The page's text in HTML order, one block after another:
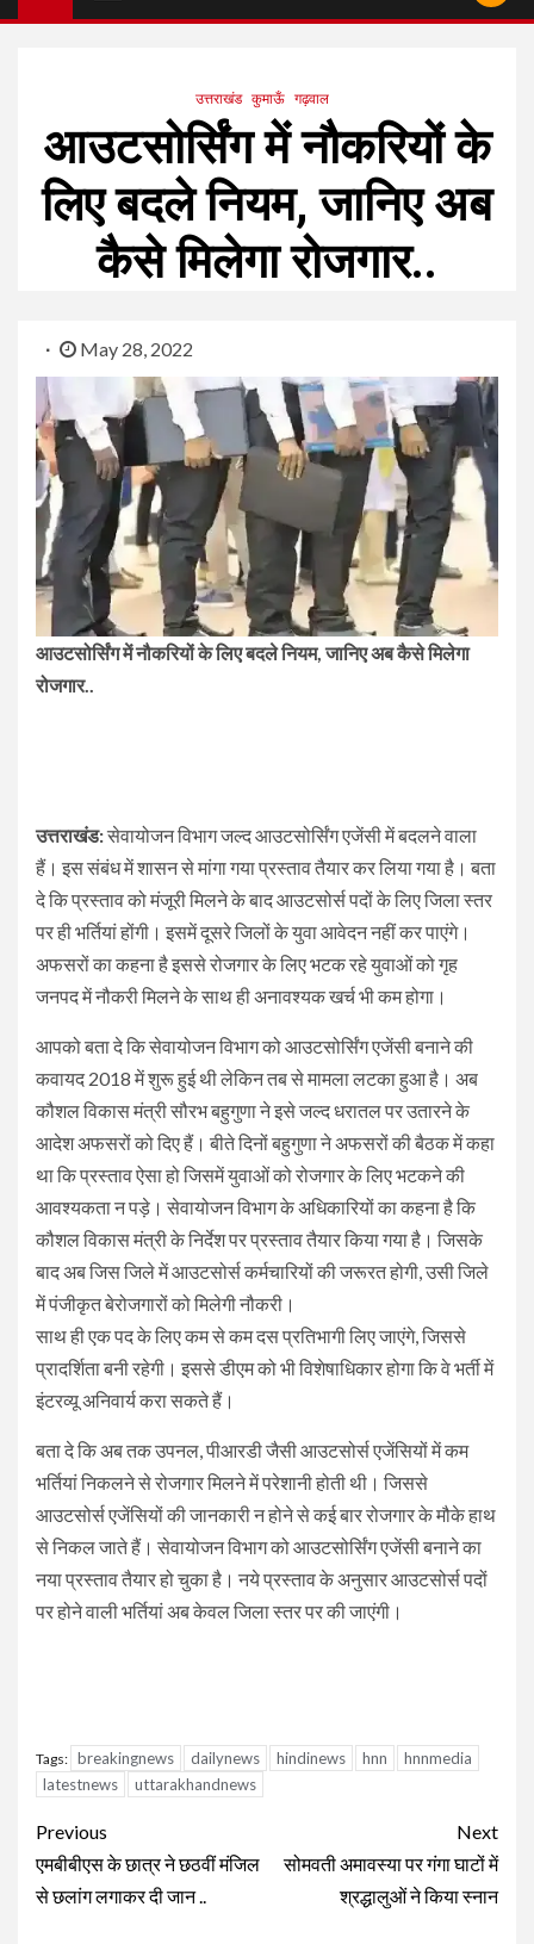
उत्तराखंड कुमाऊँ गढ़वाल
आउटसोर्सिंग में नौकरियों के
लिए बदले नियम, जानिए अब
कैसे मिलेगा रोजगार..
May 28, 2022
आउटसोर्सिंग में नौकरियों के लिए बदले नियम, जानिए अब कैसे मिलेगा
रोजगार..
उत्तराखंड:सेवायोजन विभाग जल्द आउटसोर्सिंग एजेंसी में बदलने वाला
हैं। इस संबंध में शासन से मांगा गया प्रस्ताव तैयार कर लिया गया है। बता
दे कि प्रस्ताव को मंजूरी मिलने के बाद आउटसोर्स पदों के लिए जिला स्तर
पर ही भर्तियां होंगी। इसमें दूसरे जिलों के युवा आवेदन नहीं कर पाएंगे।
अफसरों का कहना है इससे रोजगार के लिए भटक रहे युवाओं को गृह
जनपद में नौकरी मिलने के साथ ही अनावश्यक खर्च भी कम होगा।
आपको बता दे कि सेवायोजन विभाग को आउटसोर्सिंग एजेंसी बनाने की
कवायद 2018 में शुरू हुई थी लेकिन तब से मामला लटका हुआ है। अब
कौशल विकास मंत्री सौरभ बहुगुणा ने इसे जल्द धरातल पर उतारने के
आदेश अफसरों को दिए हैं। बीते दिनों बहुगुणा ने अफसरों की बैठक में कहा
था कि प्रस्ताव ऐसा हो जिसमें युवाओं को रोजगार के लिए भटकने की
आवश्यकता न पड़े। सेवायोजन विभाग के अधिकारियों का कहना है कि
कौशल विकास मंत्री के निर्देश पर प्रस्ताव तैयार किया गया है। जिसके
बाद अब जिस जिले में आउटसोर्स कर्मचारियों की जरूरत होगी, उसी जिले
में पंजीकृत बेरोजगारों को मिलेगी नौकरी।
साथ ही एक पद के लिए कम से कम दस प्रतिभागी लिए जाएंगे, जिससे
प्रादर्शिता बनी रहेगी। इससे डीएम को भी विशेषाधिकार होगा कि वे भर्ती में
इंटरव्यू अनिवार्य करा सकते हैं।
बता दे कि अब तक उपनल, पीआरडी जैसी आउटसोर्स एजेंसियों में कम
भर्तियां निकलने से रोजगार मिलने में परेशानी होती थी। जिससे
आउटसोर्स एजेंसियों की जानकारी न होने से कई बार रोजगार के मौके हाथ
से निकल जाते हैं। सेवायोजन विभाग को आउटसोर्सिंग एजेंसी बनाने का
नया प्रस्ताव तैयार हो चुका है। नये प्रस्ताव के अनुसार आउटसोर्स पदों
पर होने वाली भर्तियां अब केवल जिला स्तर पर की जाएंगी।
Tags: breakingnews dailynews hindinews hnn
hnnmedia
latestnews
uttarakhandnews
Continue
Reading
Previous
एमबीबीएस के छात्र ने छठवीं मंजिल
से छलांग लगाकर दी जान ..
Next
सोमवती अमावस्या पर गंगा घाटों में
श्रद्धालुओं ने किया स्नान